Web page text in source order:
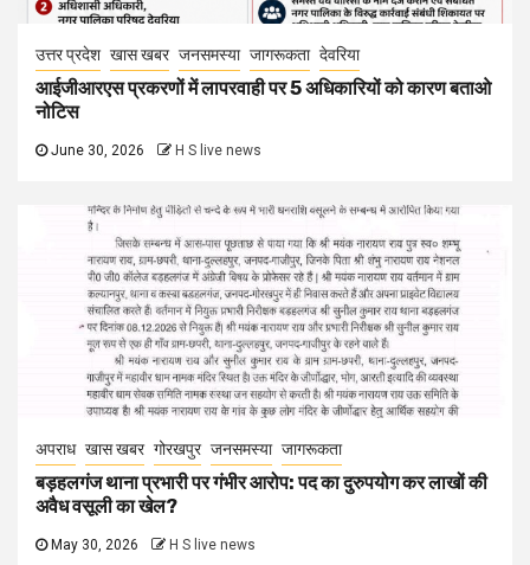
उत्तर प्रदेश खास खबर जनसमस्या जागरूकता देवरिया
आईजीआरएस प्रकरणों में लापरवाही पर 5 अधिकारियों को कारण बताओ
नोटिस
June 30, 2026 H S live news
अपराध खास खबर गोरखपुर जनसमस्या जागरूकता
बड़हलगंज थाना प्रभारी पर गंभीर आरोप: पद का दुरुपयोग कर लाखों की
अवैध वसूली का खेल?
May 30, 2026 H S live news